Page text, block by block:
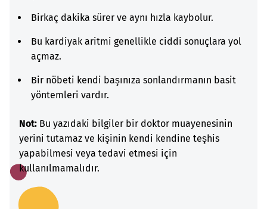
Birkaç dakika sürer ve aynı hızla kaybolur.
Bu kardiyak aritmi genellikle ciddi sonuçlara yol
açmaz.
Bir nöbeti kendi başınıza sonlandırmanın basit
yöntemleri vardır.
Not: Bu yazıdaki bilgiler bir doktor muayenesinin
yerini tutamaz ve kişinin kendi kendine teşhis
yapabilmesi veya tedavi etmesi için
kullanılmamalıdır.